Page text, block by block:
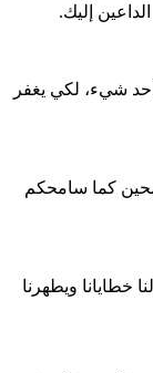
إليك.
شيء، لكي يغفر
كما سامحكم
خطايانا ويطهرنا